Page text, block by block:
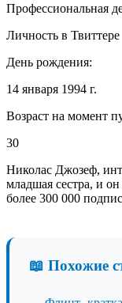
Профессиональная
Личность в Твиттере
День рождения:
14 января 1994 г.
Возраст на момент
30
Николас Джозеф,
младшая сестра, и
более 300 000
📖 Похожие